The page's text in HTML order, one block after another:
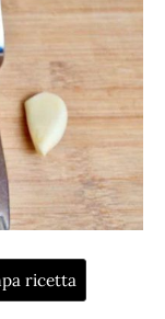
ricetta